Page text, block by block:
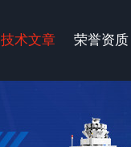
技术文章 荣誉资质